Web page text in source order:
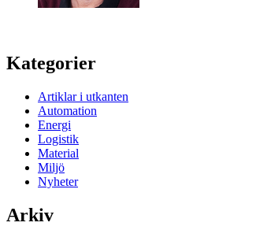
Kategorier
Artiklar i utkanten
Automation
Energi
Logistik
Material
Miljö
Nyheter
Arkiv